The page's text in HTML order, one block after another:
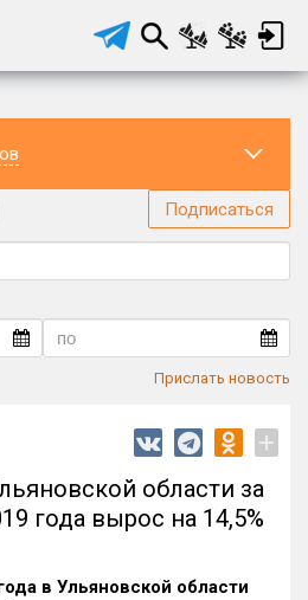
Подписаться
Прислать новость
+
области за
года вырос на 14,5%
в Ульяновской области